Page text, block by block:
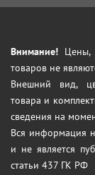
Внимание! Цены,
товаров не
Внешний вид,
товара и
сведения на
Вся информация
и не является
статьи 437 ГК РФ